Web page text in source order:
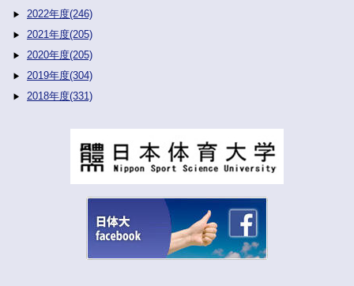
2022年度(246)
2021年度(205)
2020年度(205)
2019年度(304)
2018年度(331)